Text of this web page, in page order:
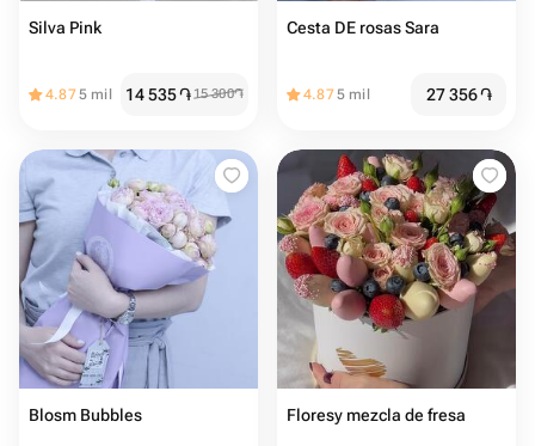
Silva Pink
4.875 mil 14 535֏15 300֏
Cesta DE rosas Sara
4.875 mil 27 356֏
Blosm Bubbles Floresy mezcla de fresa